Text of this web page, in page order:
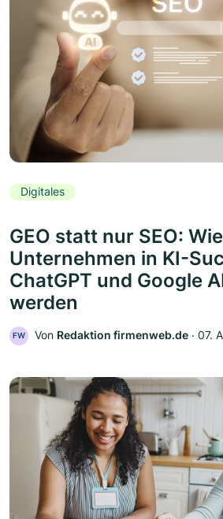
Digitales
GEO statt nur SEO: Wie
Unternehmen in KI-
ChatGPT und Google
werden
FW Von Redaktion firmenweb.de ‧ 07.